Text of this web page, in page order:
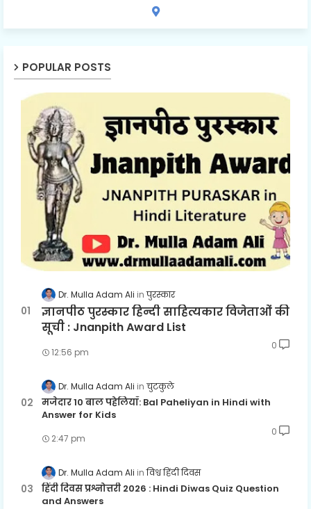
POPULAR POSTS
Dr. Mulla Adam Ali पुरस्कार
ज्ञानपीठ पुरस्कार हिन्दी साहित्यकार विजेताओं की
सूची : Jnanpith Award List
12:56 pm
0
Dr. Mulla Adam Ali चुटकुले
मजेदार 10 बाल पहेलियाँ: Bal Paheliyan in Hindi with
Answer for Kids
2:47 pm
0
Dr. Mulla Adam Ali विश्व हिंदी दिवस
हिंदी दिवस प्रश्नोत्तरी 2026 : Hindi Diwas Quiz Question
and Answers